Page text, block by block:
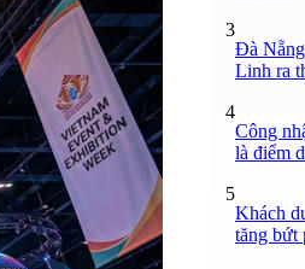
3
Đà
Linh ra
4
Công
là điểm
5
Khách
tăng bứt